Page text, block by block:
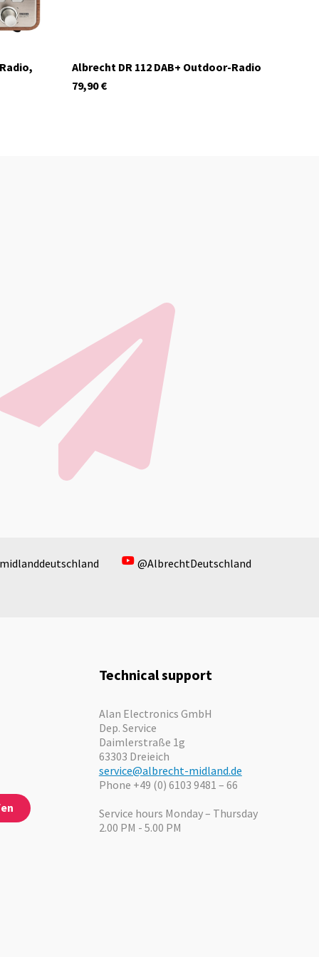
Albrecht DR 112 DAB+ Outdoor-Radio
€
79,90
@AlbrechtDeutschland
Technical support
Alan Electronics GmbH
Dep. Service
Daimlerstraße 1g
63303 Dreieich
service@albrecht-midland.de
Phone +49 (0) 6103 9481 – 66
Service hours Monday – Thursday
2.00 PM - 5.00 PM